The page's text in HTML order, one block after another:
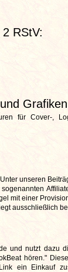
RStV:
für Cover-,
Unter unseren
sogenannten
mit einer
ausschließlich
und nutzt dazu
hören."
ein Einkauf